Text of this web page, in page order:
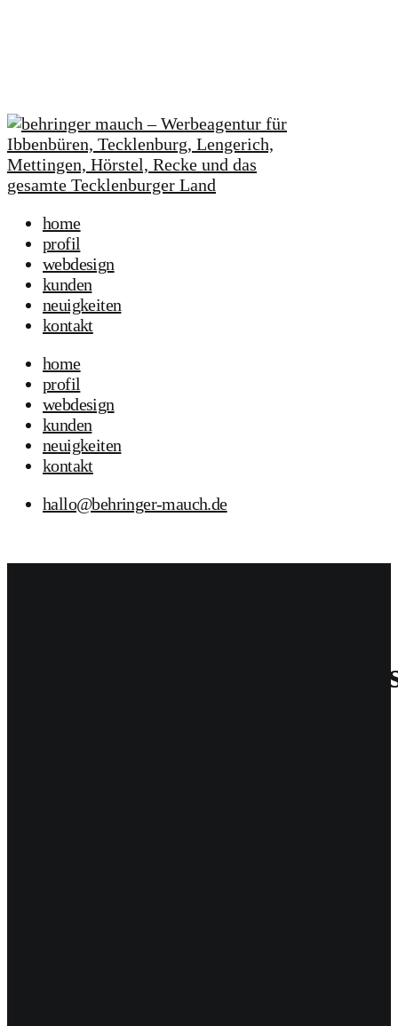
home
profil
webdesign
kunden
neuigkeiten
kontakt
home
profil
webdesign
kunden
neuigkeiten
kontakt
hallo@behringer-mauch.de
Neue Website für den